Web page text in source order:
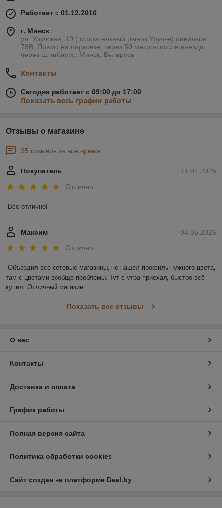
Работает с 01.12.2010
г. Минск
ул. Уручская, 19 ( строительный рынок Уручье) павильон
78В, Прямо на парковке, через 50 метров после въезда
через шлагбаум., Минск, Беларусь
Контакты
Сегодня работает с 09:00 до 17:00
Показать весь график работы
Отзывы о магазине
35 отзывов за всё время
11.07.2026
Покупатель
Отлично
Все отлично!
04.05.2026
Максим
Отлично
Объездил все сетевые магазины, не нашел профиль нужного цвета,
там с цветами вообще проблемы. Тут с утра приехал, быстро всё
купил. Отличный магазин.
Показать все отзывы
О нас
Контакты
Доставка и оплата
График работы
Полная версия сайта
Политика обработки cookies
Сайт создан на платформе Deal.by